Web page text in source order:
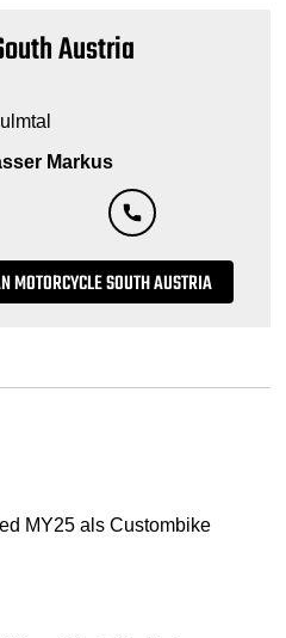
Austria
Markus
MOTORCYCLE SOUTH AUSTRIA
MY25 als Custombike